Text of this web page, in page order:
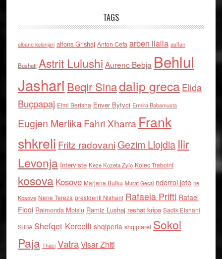
TAGS
albano kolonjari alfons Grishaj Anton Cefa arben llalla asllan
Bushati Astrit Lulushi Aurenc Bebja Behlul
Jashari Beqir Sinadalip grecaElida
Buçpapaj Elmi Berisha Enver Bytyci Ermira Babamusta
Eugjen MerlikaFahri Xharra Frank
shkreli Fritz radovaniGezim Llojdia Ilir
Levonja Interviste Keze Kozeta Zylo Kolec Traboini
kosova Kosove Marjana Bulku Murat Gecaj nderroi jete ne
Kosove Nene Tereza presidenti Nishani Rafaela Prifti Rafael
Floqi Raimonda Moisiu Ramiz Lushaj reshat kripa Sadik Elshani
SHBA Shefqet Kercelli shqiperia shqiptaret Sokol
Paja Thaci VatraVisar Zhiti